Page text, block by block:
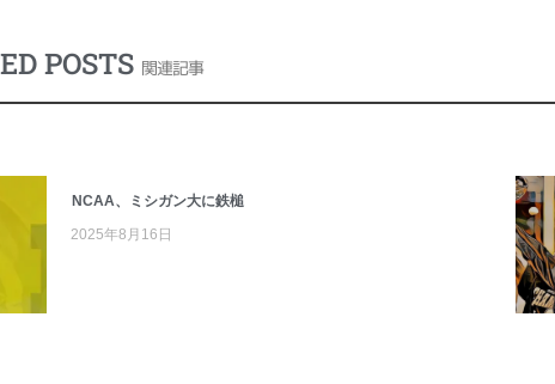
POSTS 関連記事
NCAA、ミシガン大に鉄槌
2025年8月16日